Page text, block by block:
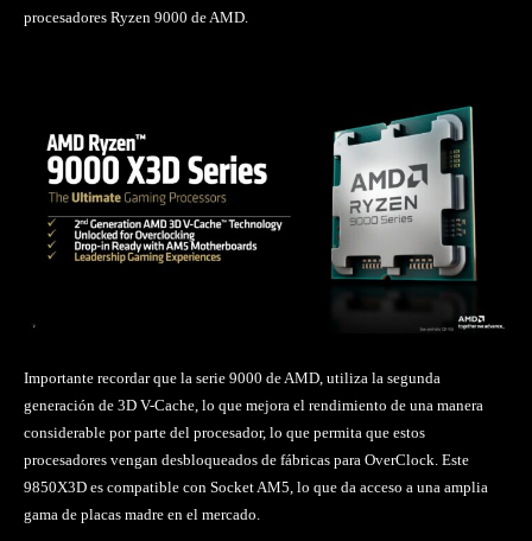
procesadores Ryzen 9000 de AMD.
Importante recordar que la serie 9000 de AMD, utiliza la segunda
generación de 3D V-Cache, lo que mejora el rendimiento de una manera
considerable por parte del procesador, lo que permita que estos
procesadores vengan desbloqueados de fábricas para OverClock. Este
9850X3D es compatible con Socket AM5, lo que da acceso a una amplia
gama de placas madre en el mercado.